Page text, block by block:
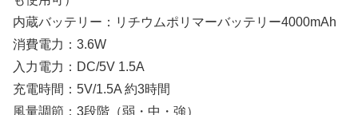
内蔵バッテリー：リチウムポリマーバッテリー4000mAh
消費電力：3.6W
入力電力：DC/5V 1.5A
充電時間：5V/1.5A 約3時間
風量調節：3段階（弱・中・強）